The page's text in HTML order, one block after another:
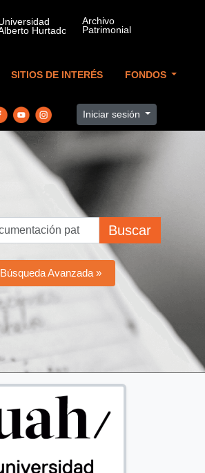
SITIOS DE INTERÉS FONDOS
Iniciar sesión
Buscar
Búsqueda Avanzada »